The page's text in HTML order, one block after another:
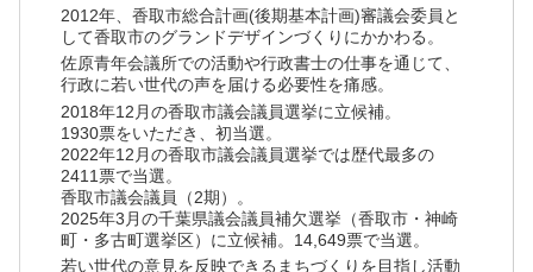
2012年、香取市総合計画(後期基本計画)審議会委員と
して香取市のグランドデザインづくりにかかわる。
佐原青年会議所での活動や行政書士の仕事を通じて、
行政に若い世代の声を届ける必要性を痛感。
2018年12月の香取市議会議員選挙に立候補。
1930票をいただき、初当選。
2022年12月の香取市議会議員選挙では歴代最多の
2411票で当選。
香取市議会議員（2期）。
2025年3月の千葉県議会議員補欠選挙（香取市・神崎
町・多古町選挙区）に立候補。14,649票で当選。
若い世代の意見を反映できるまちづくりを目指し活動